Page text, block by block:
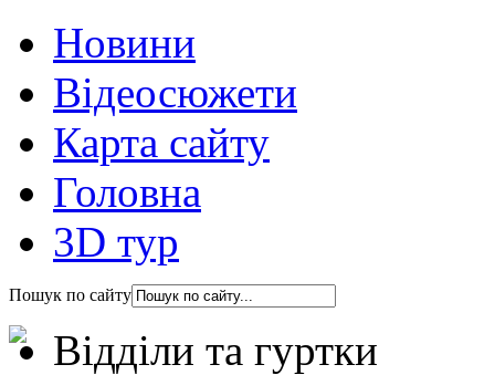
Новини
Відеосюжети
Карта сайту
Головна
3D тур
Пошук по сайту
Відділи та гуртки